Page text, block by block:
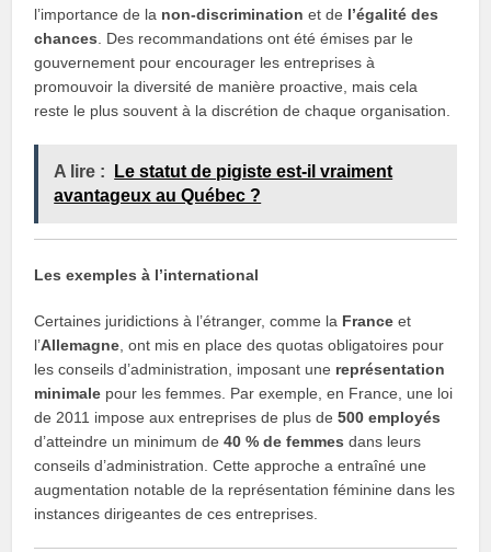
l’importance de la non-discrimination et de l’égalité des
chances . Des recommandations ont été émises par le
gouvernement pour encourager les entreprises à
promouvoir la diversité de manière proactive, mais cela
reste le plus souvent à la discrétion de chaque organisation.
A lire :
Le statut de pigiste est-il vraiment
avantageux au Québec ?
Les exemples à l’international
Certaines juridictions à l’étranger, comme la France et
l’Allemagne , ont mis en place des quotas obligatoires pour
les conseils d’administration, imposant une représentation
minimale pour les femmes. Par exemple, en France, une loi
de 2011 impose aux entreprises de plus de500 employés
d’atteindre un minimum de40 % de femmes dans leurs
conseils d’administration. Cette approche a entraîné une
augmentation notable de la représentation féminine dans les
instances dirigeantes de ces entreprises.